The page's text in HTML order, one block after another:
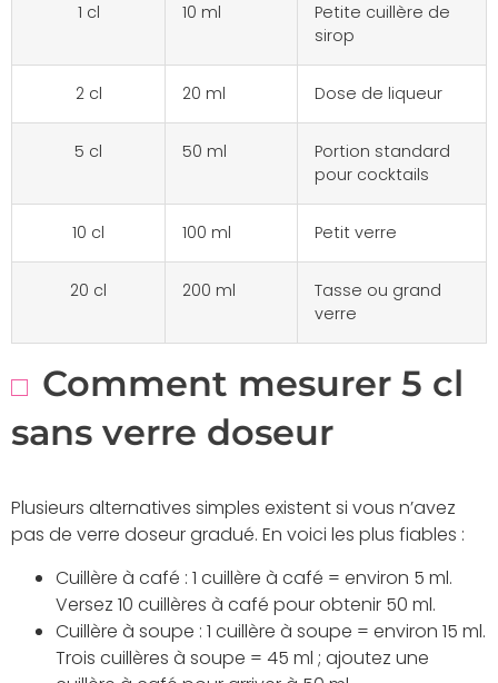
1 cl 10 ml
Petite cuillère de
sirop
2 cl 20 ml Dose de liqueur
5 cl 50 ml
Portion standard
pour cocktails
10 cl 100 ml Petit verre
20 cl 200 ml
Tasse ou grand
verre
Comment mesurer 5 cl
sans verre doseur
Plusieurs alternatives simples existent si vous n’avez
pas de verre doseur gradué. En voici les plus fiables :
Cuillère à café : 1 cuillère à café = environ 5 ml.
Versez 10 cuillères à café pour obtenir 50 ml.
Cuillère à soupe : 1 cuillère à soupe = environ 15 ml.
Trois cuillères à soupe = 45 ml ; ajoutez une